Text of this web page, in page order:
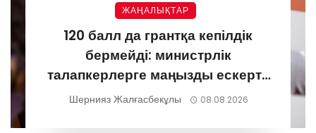
ЖАҢАЛЫҚТАР
120 балл да грантқа кепілдік
бермейді: министрлік
талапкерлерге маңызды ескерту
жасады
Шернияз Жалғасбекұлы 08.08.2026